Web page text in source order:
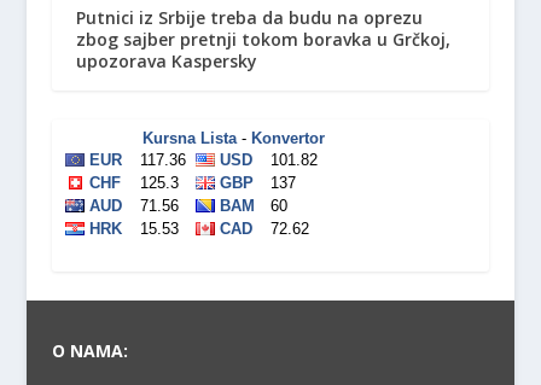
Putnici iz Srbije treba da budu na oprezu
zbog sajber pretnji tokom boravka u Grčkoj,
upozorava Kaspersky
O NAMA: